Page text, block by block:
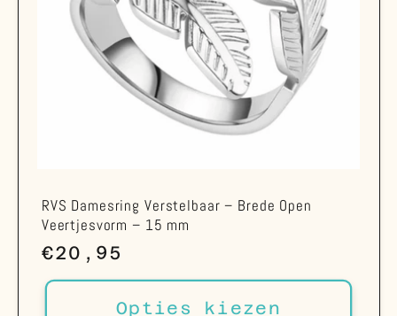
RVS Damesring Verstelbaar – Brede Open
Veertjesvorm – 15 mm
Normale
prijs
€20,95
Opties kiezen